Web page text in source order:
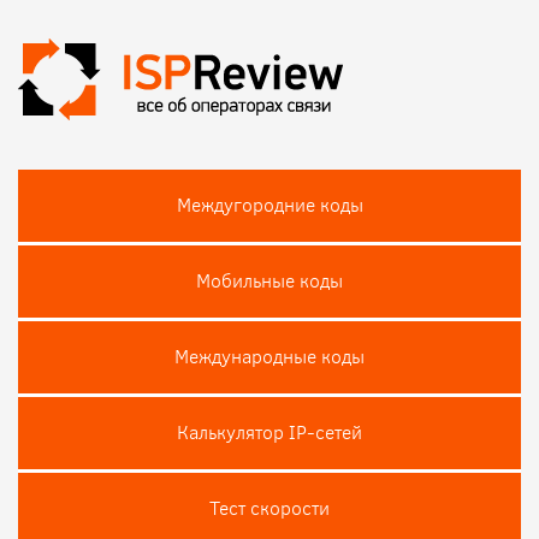
Междугородние коды
Мобильные коды
Международные коды
Калькулятор IP-сетей
Тест скороcти